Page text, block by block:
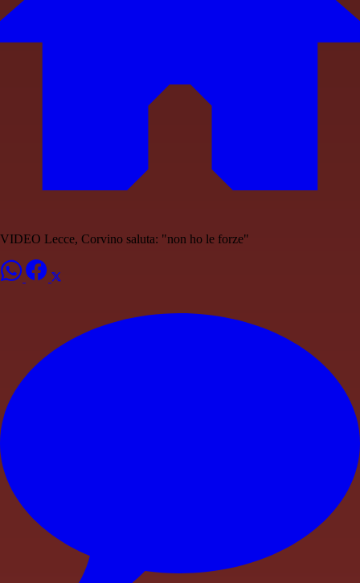
VIDEO Lecce, Corvino saluta: "non ho le forze"